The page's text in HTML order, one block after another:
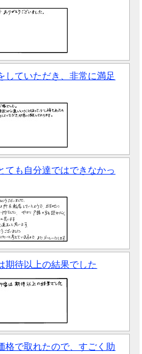
していただき、非常に満足
ても自分達ではできなかっ
期待以上の結果でした
格で取れたので、すごく助